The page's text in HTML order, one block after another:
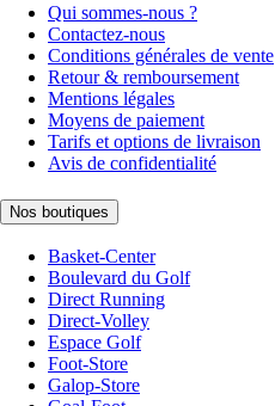
Qui sommes-nous ?
Contactez-nous
Conditions générales de vente
Retour & remboursement
Mentions légales
Moyens de paiement
Tarifs et options de livraison
Avis de confidentialité
Nos boutiques
Basket-Center
Boulevard du Golf
Direct Running
Direct-Volley
Espace Golf
Foot-Store
Galop-Store